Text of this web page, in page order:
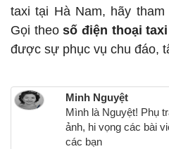
taxi tại Hà Nam, hãy
Gọi theosố điện thoại taxi
được sự phục vụ chu đáo,
Minh Nguyệt
Mình là Nguyệt! Phụ
ảnh, hi vọng các bài
các bạn